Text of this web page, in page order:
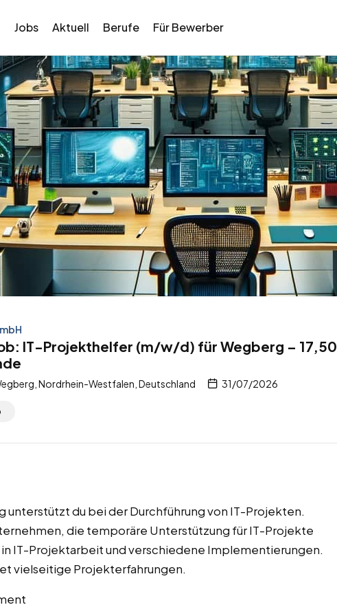
Jobs Aktuell Berufe Für Bewerber
IT-Projekthelfer (m/w/d) für Wegberg – 17,50
Nordrhein-Westfalen, Deutschland 31/07/2026
unterstützt du bei der Durchführung von IT-Projekten.
die temporäre Unterstützung für IT-Projekte
IT-Projektarbeit und verschiedene Implementierungen.
vielseitige Projekterfahrungen.